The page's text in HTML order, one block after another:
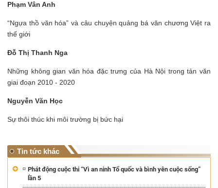
Phạm Vân Anh
“Ngựa thồ văn hóa” và câu chuyện quảng bá văn chương Việt ra
thế giới
Đỗ Thị Thanh Nga
Những không gian văn hóa đặc trưng của Hà Nội trong tản văn
giai đoạn 2010 - 2020
Nguyễn Văn Học
Sự thôi thúc khi môi trường bị bức hại
Tin tức khác
Phát động cuộc thi “Vì an ninh Tổ quốc và bình yên cuộc sống”
lần 5